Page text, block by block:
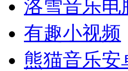
洛雪音乐电
有趣小视频
熊猫音乐安